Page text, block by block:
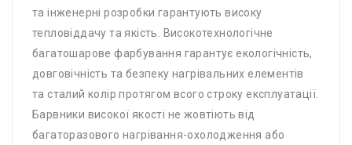
та інженерні розробки гарантують високу
тепловіддачу та якість. Високотехнологічне
багатошарове фарбування гарантує екологічність,
довговічність та безпеку нагрівальних елементів
та сталий колір протягом всого строку експлуатації.
Барвники високої якості не жовтіють від
багаторазового нагрівання-охолодження або